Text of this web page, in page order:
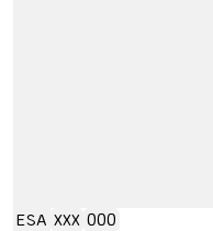
ESA XXX 000